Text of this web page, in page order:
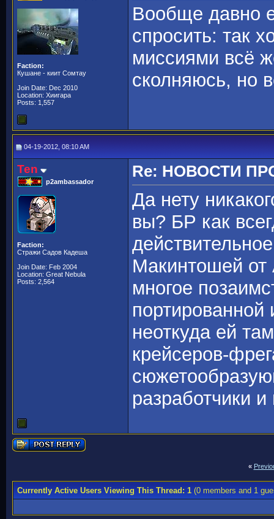
Faction:
Кушане - киит Сомтау
Join Date: Dec 2010
Location: Хиигара
Posts: 1,557
Вообще давно
спросить: так
миссиями всё
сколняюсь, но
04-19-2012, 08:10 AM
Ten
p2ambassador
Faction:
Стражи Садов Кадеша
Join Date: Feb 2004
Location: Great Nebula
Posts: 2,564
Re: НОВОСТИ
Да нету
вы? БР как
Макинтошей
многое
портированной
неоткуда ей
крейсеров-
разработчики
«
Currently Active Users Viewing This Thread: 1(0 members and 1